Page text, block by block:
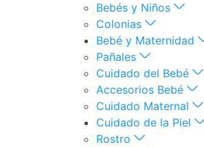
Bebés y Niños
Colonias
Bebé y Maternidad
Pañales
Cuidado del Bebé
Accesorios Bebé
Cuidado Maternal
Cuidado de la Piel
Rostro